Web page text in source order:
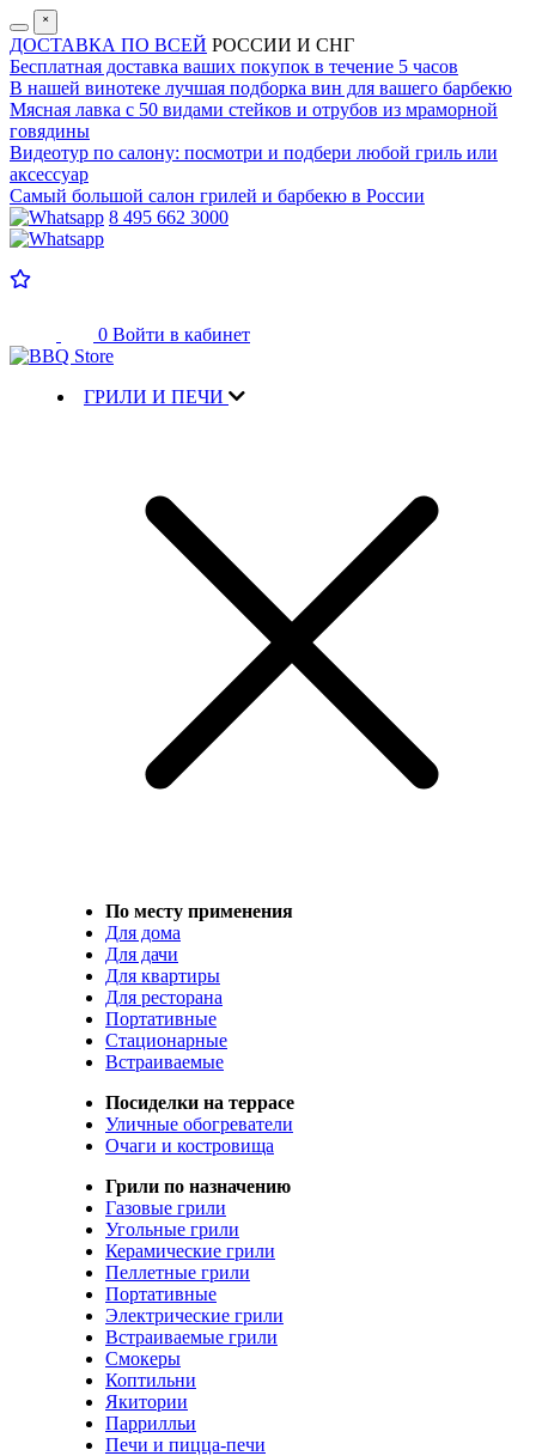
˟
ДОСТАВКА ПО ВСЕЙ РОССИИ И СНГ
Бесплатная доставка ваших покупок в течение 5 часов
В нашей винотеке лучшая подборка вин для вашего барбекю
Мясная лавка с 50 видами стейков и отрубов из мраморной
говядины
Видеотур по салону: посмотри и подбери любой гриль или
аксессуар
Самый большой салон грилей и барбекю в России
8 495 662 3000
0 Войти в кабинет
ГРИЛИ И ПЕЧИ
По месту применения
Для дома
Для дачи
Для квартиры
Для ресторана
Портативные
Стационарные
Встраиваемые
Посиделки на террасе
Уличные обогреватели
Очаги и костровища
Грили по назначению
Газовые грили
Угольные грили
Керамические грили
Пеллетные грили
Портативные
Электрические грили
Встраиваемые грили
Смокеры
Коптильни
Якитории
Паррилльи
Печи и пицца-печи